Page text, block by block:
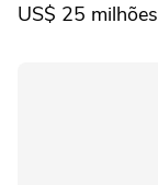
US$ 25